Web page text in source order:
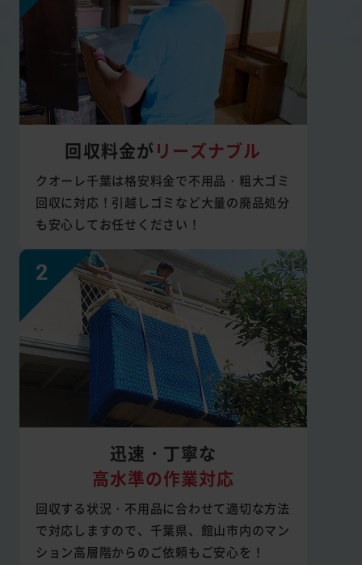
回収料金が リーズナブル
クオーレ千葉は格安料金で不用品・粗大ゴミ
回収に対応！引越しゴミなど大量の廃品処分
も安心してお任せください！
迅速・丁寧な
高水準の作業対応
回収する状況・不用品に合わせて適切な方法
で対応しますので、千葉県、館山市内のマン
ション高層階からのご依頼もご安心を！